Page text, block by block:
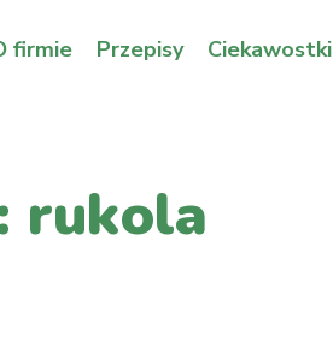
firmie Przepisy Ciekawostki
rukola